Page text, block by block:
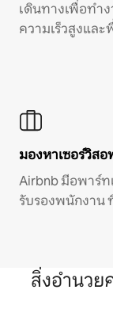
เดินทางเพื่อทำ
ความเร็วสูงแล
มองหาเซอร์วิส
Airbnb มีอพาร์
รับรองพนักงาน
สิ่งอำนวย